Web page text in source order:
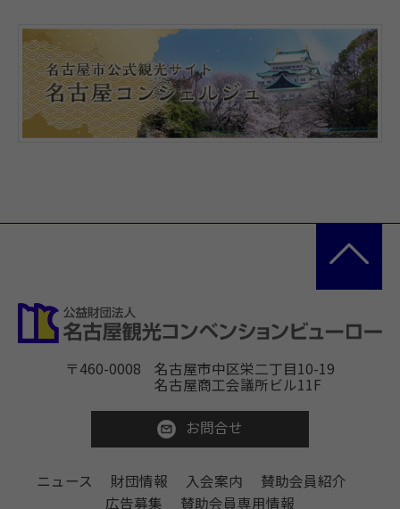
〒460-0008 名古屋市中区栄二丁目10-19
名古屋商工会議所ビル11F
お問合せ
ニュース 財団情報 入会案内
賛助会員紹介
広告募集
賛助会員専用情報